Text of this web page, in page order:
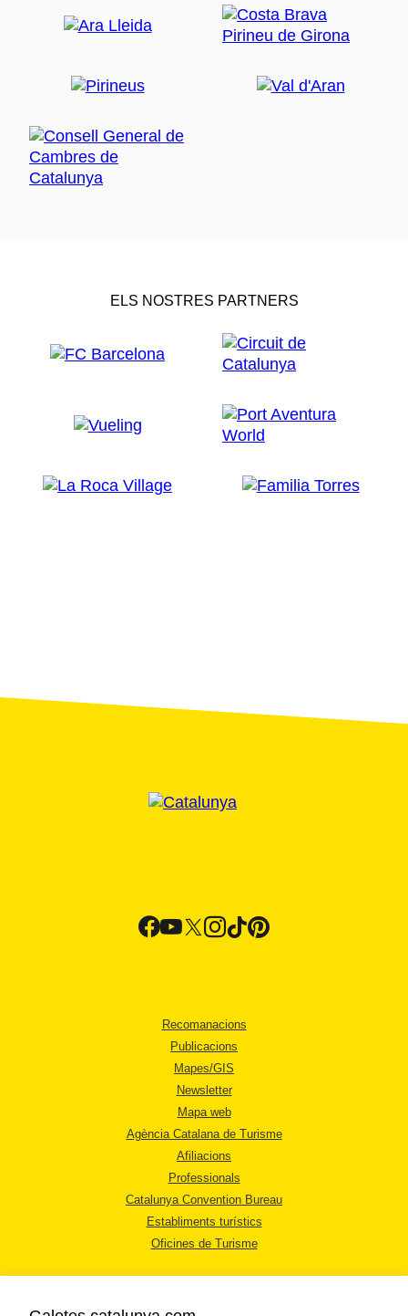
ELS NOSTRES PARTNERS
Recomanacions
Publicacions
Mapes/GIS
Newsletter
Mapa web
Agència Catalana de Turisme
Afiliacions
Professionals
Catalunya Convention Bureau
Establiments turístics
Oficines de Turisme